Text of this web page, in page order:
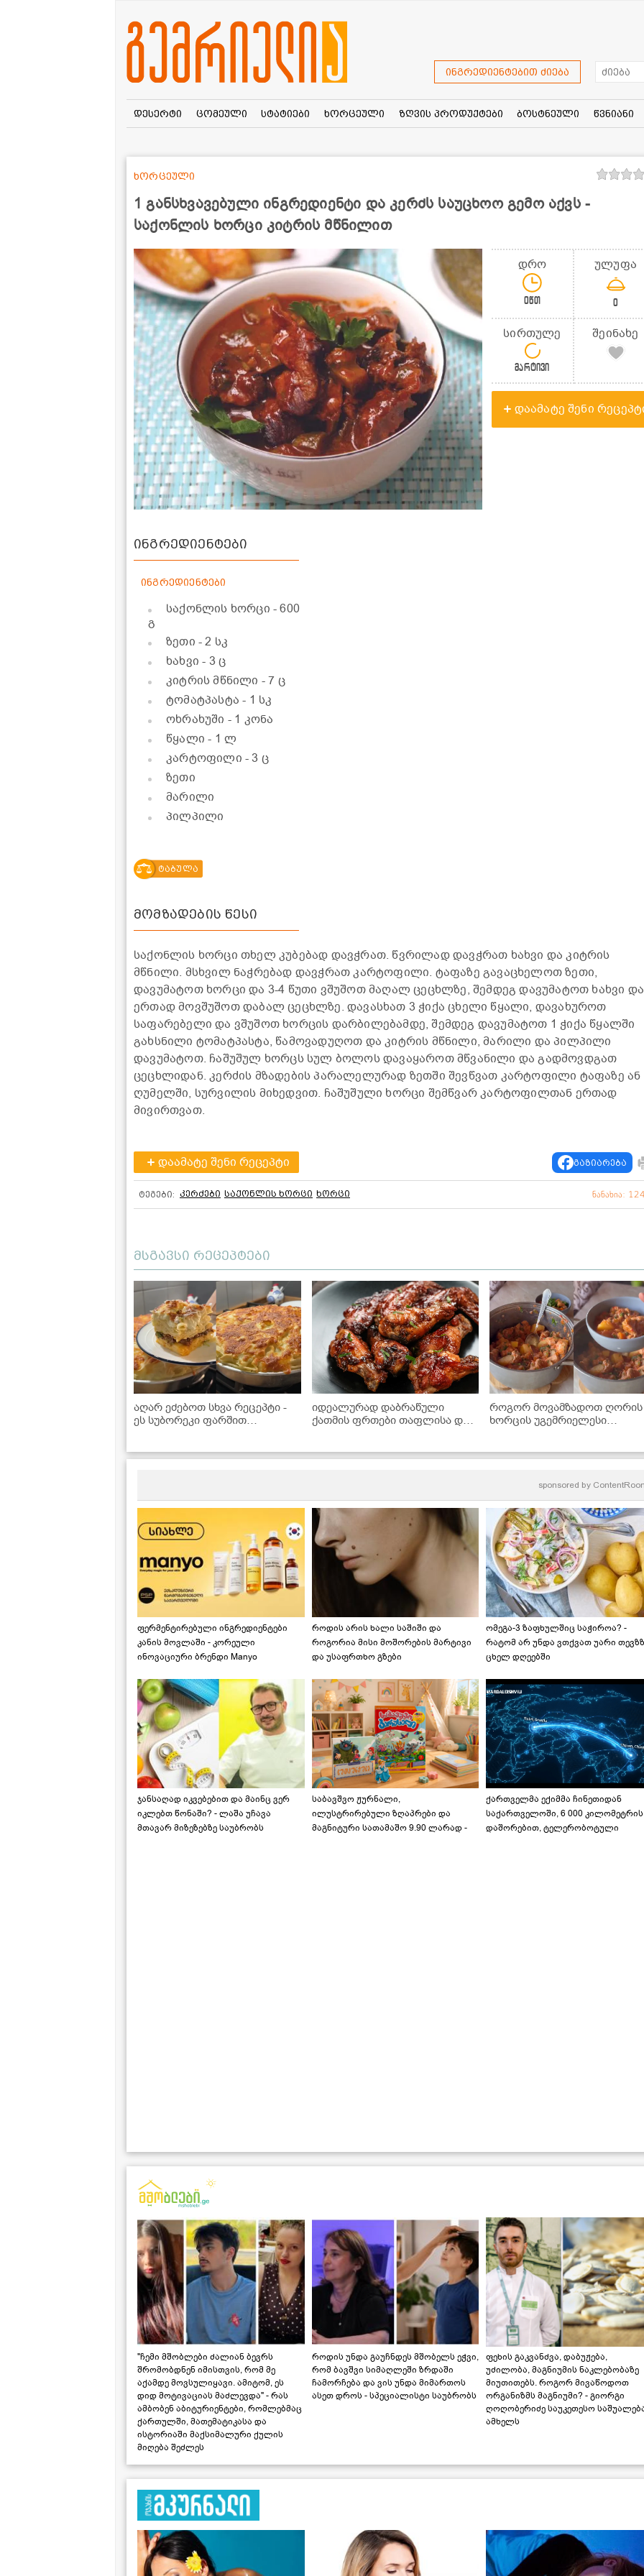
ინგრედიენტებით ძიება
დესერტი ცომეული სტატიები ხორცეული ზღვის პროდუქტები ბოსტნეული წვნიანი
1 განსხვავებული ინგრედიენტი და კერძს საუცხოო გემო აქვს -
საქონლის ხორცი კიტრის მწნილით
ხორცეული
დრო
0წთ
ულუფა
0
სირთულე
მარტივი
შეინახე
დაამატე შენი
ინგრედიენტები
ინგრედიენტები
საქონლის ხორცი - 600
გ
ზეთი - 2 სკ
ხახვი- 3 ც
კიტრის მწნილი - 7 ც
ტომატპასტა- 1 სკ
ოხრახუში - 1 კონა
წყალი- 1 ლ
კარტოფილი - 3 ც
ზეთი
მარილი
პილპილი
ტაბულა
მომზადების წესი
საქონლის ხორცი თხელ კუბებად დავჭრათ. წვრილად დავჭრათ ხახვი და კიტრის
მწნილი. მსხვილ ნაჭრებად დავჭრათ კარტოფილი. ტაფაზე გავაცხელოთ ზეთი,
დავუმატოთ ხორცი და 3-4 წუთი ვშუშოთ მაღალ ცეცხლზე, შემდეგ დავუმატოთ ხახვი და
ერთად მოვშუშოთ დაბალ ცეცხლზე. დავასხათ 3 ჭიქა ცხელი წყალი, დავახუროთ
საფარებელი და ვშუშოთ ხორცის დარბილებამდე, შემდეგ დავუმატოთ 1 ჭიქა წყალში
გახსნილი ტომატპასტა, წამოვადუღოთ და კიტრის მწნილი, მარილი და პილპილი
დავუმატოთ. ჩაშუშულ ხორცს სულ ბოლოს დავაყაროთ მწვანილი და გადმოვდგათ
ცეცხლიდან. კერძის მზადების პარალელურად ზეთში შევწვათ კარტოფილი ტაფაზე ან
ღუმელში, სურვილის მიხედვით. ჩაშუშული ხორცი შემწვარ კარტოფილთან ერთად
მივირთვათ.
დაამატე შენი რეცეპტი გაზიარება
ტეგები: კერძები საქონლის ხორცი ხორცი ნანახია:
მსგავსი რეცეპტები
აღარ ეძებოთ სხვა რეცეპტი -
ეს სუბორეკი ფარშით
იდეალურად დაბრაწული
ქათმის ფრთები თაფლისა და
როგორ მოვამზადოთ ღორის
ხორცის უგემრიელესი
რეცეპტი
sponsored by
ფერმენტირებული ინგრედიენტები
კანის მოვლაში - კორეული
ინოვაციური ბრენდი Manyo
როდის არის ხალი საშიში და
როგორია მისი მოშორების მარტივი
და უსაფრთხო გზები
ომეგა-3 ზაფხულშიც საჭიროა? -
რატომ არ უნდა ვთქვათ უარი
ცხელ დღეებში
ჯანსაღად იკვებებით და მაინც ვერ
იკლებთ წონაში? - ლაშა უჩავა
მთავარ მიზეზებზე საუბრობს
საბავშვო ჟურნალი,
ილუსტრირებული ზღაპრები და
მაგნიტური სათამაშო 9.90 ლარად -
ქართველმა ექიმმა ჩინეთიდან
საქართველოში, 6 000 კილომეტრის
დაშორებით, ტელერობოტული
"ჩემი მშობლები ძალიან ბევრს
შრომობდნენ იმისთვის, რომ მე
აქამდე მოვსულიყავი. ამიტომ, ეს
დიდ მოტივაციას მაძლევდა" - რას
ამბობენ აბიტურიენტები, რომლებმაც
ქართულში, მათემატიკასა და
ისტორიაში მაქსიმალური ქულის
მიღება შეძლეს
როდის უნდა გაუჩნდეს მშობელს ეჭვი,
რომ ბავშვი სიმაღლეში ზრდაში
ჩამორჩება და ვის უნდა მიმართოს
ასეთ დროს - სპეციალისტი საუბრობს
ფეხის გაკვანძვა, დაბუჟება,
უძილობა, მაგნიუმის ნაკლებობაზე
მიუთითებს. როგორ მივაწოდოთ
ორგანიზმს მაგნიუმი? - გიორგი
ღოღობერიძე საუკეთესო
ამხელს